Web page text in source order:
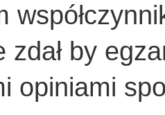
zdał by
opiniami